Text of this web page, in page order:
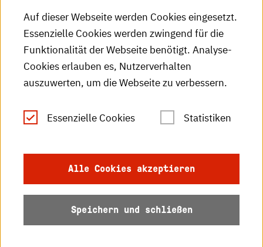
HKA-Podcast
HKA-Publikationen
RSS-Feed
Leichte Sprache
Datenschutz
Barrierefreiheit
Auf dieser Webseite werden Cookies eingesetzt.
Essenzielle Cookies werden zwingend für die
Funktionalität der Webseite benötigt. Analyse-
Cookies erlauben es, Nutzerverhalten
auszuwerten, um die Webseite zu verbessern.
Essenzielle Cookies Statistiken
Alle Cookies akzeptieren
Speichern und schließen